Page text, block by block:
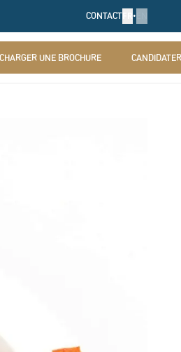
CONTACT •
UNE BROCHURE CANDIDATER